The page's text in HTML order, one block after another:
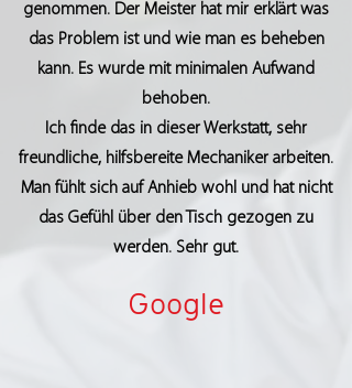
genommen. Der Meister hat mir erklärt was
das Problem ist und wie man es beheben
kann. Es wurde mit minimalen Aufwand
behoben.
Ich finde das in dieser Werkstatt, sehr
freundliche, hilfsbereite Mechaniker arbeiten.
Man fühlt sich auf Anhieb wohl und hat nicht
das Gefühl über den Tisch gezogen zu
werden. Sehr gut.
Google